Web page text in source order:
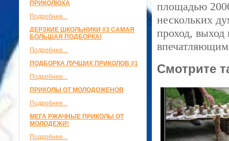
ПРИКОЛЮХА
Подробнее...
ДЕРЗКИЕ ШКОЛЬНИКИ #3 САМАЯ
БОЛЬШАЯ ПОДБОРКА!
Подробнее...
ПОДБОРКА ЛУЧШИХ ПРИКОЛОВ #1
Подробнее...
ПРИКОЛЫ ОТ МОЛОДОЖЕНОВ
Подробнее...
МЕГА РЖАЧНЫЕ ПРИКОЛЫ ОТ
МОЛОДЕЖИ!
Подробнее...
площадью
нескольких
проход, выход
Смотрите